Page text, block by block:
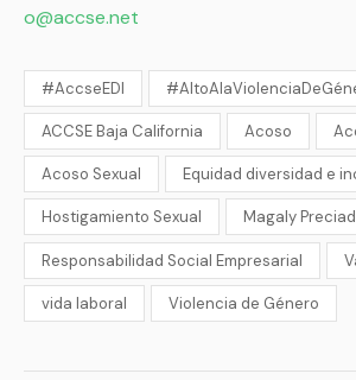
o@accse.net
#AccseEDI
ACCSE Baja California Acoso
Acoso Sexual Equidad diversidad e
Hostigamiento Sexual Magaly
Responsabilidad Social Empresarial
vida laboral Violencia de Género